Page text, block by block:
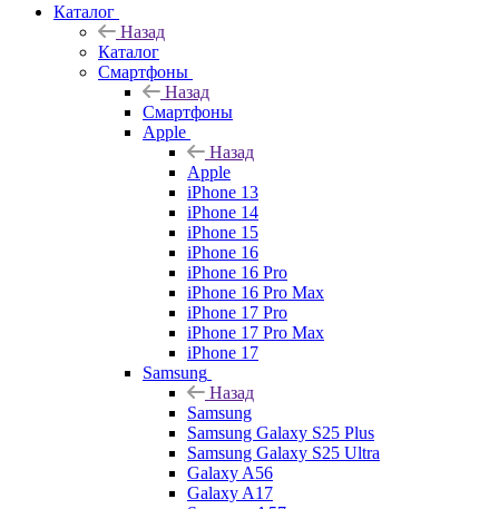
Каталог
Назад
Каталог
Смартфоны
Назад
Смартфоны
Apple
Назад
Apple
iPhone 13
iPhone 14
iPhone 15
iPhone 16
iPhone 16 Pro
iPhone 16 Pro Max
iPhone 17 Pro
iPhone 17 Pro Max
iPhone 17
Samsung
Назад
Samsung
Samsung Galaxy S25 Plus
Samsung Galaxy S25 Ultra
Galaxy A56
Galaxy A17